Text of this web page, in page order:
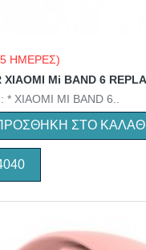
ΗΜΕΡΕΣ)
XIAOMI MI BAND 6..
ΣΤΟ ΚΑΛΆΘΙ